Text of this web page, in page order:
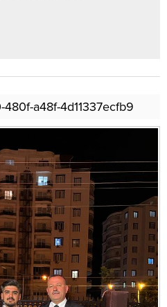
a48f-4d11337ecfb9